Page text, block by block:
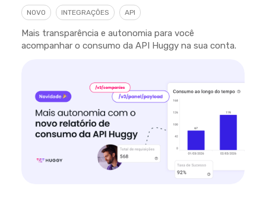
NOVO INTEGRAÇÕES API
Mais transparência e autonomia para você
acompanhar o consumo da API Huggy na sua conta.